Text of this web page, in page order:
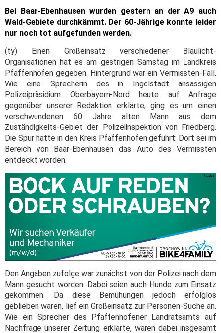
Bei Baar-Ebenhausen wurden gestern an der A9 auch
Wald-Gebiete durchkämmt. Der 60-Jährige konnte leider
nur noch tot aufgefunden werden.
(ty) Einen Großeinsatz verschiedener Blaulicht-
Organisationen hat es am gestrigen Samstag im Landkreis
Pfaffenhofen gegeben. Hintergrund war ein Vermissten-Fall.
Wie eine Sprecherin des in Ingolstadt ansässigen
Polizeipräsidium Oberbayern-Nord heute auf Anfrage
gegenüber unserer Redaktion erklärte, ging es um einen
verschwundenen 60 Jahre alten Mann aus dem
Zuständigkeits-Gebiet der Polizeiinspektion von Friedberg.
Die Spur hatte in den Kreis Pfaffenhofen geführt: Dort sei im
Bereich von Baar-Ebenhausen das Auto des Vermissten
entdeckt worden.
Den Angaben zufolge war zunächst von der Polizei nach dem
Mann gesucht worden. Dabei seien auch Hunde zum Einsatz
gekommen. Da diese Bemühungen jedoch erfolglos
geblieben waren, lief ein Großeinsatz zur Personen-Suche an.
Wie ein Sprecher des Pfaffenhofener Landratsamts auf
Nachfrage unserer Zeitung erklärte, waren dabei insgesamt